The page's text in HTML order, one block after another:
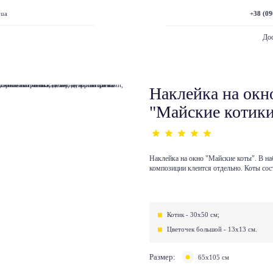
+38
Наклейка на
"Майские
Наклейка на окно "Майские коты". В
композиции клеится отдельно. Коты
Котик - 30х50 см;
Цветочек большой - 13х13 см.
Размер: 65х105 см